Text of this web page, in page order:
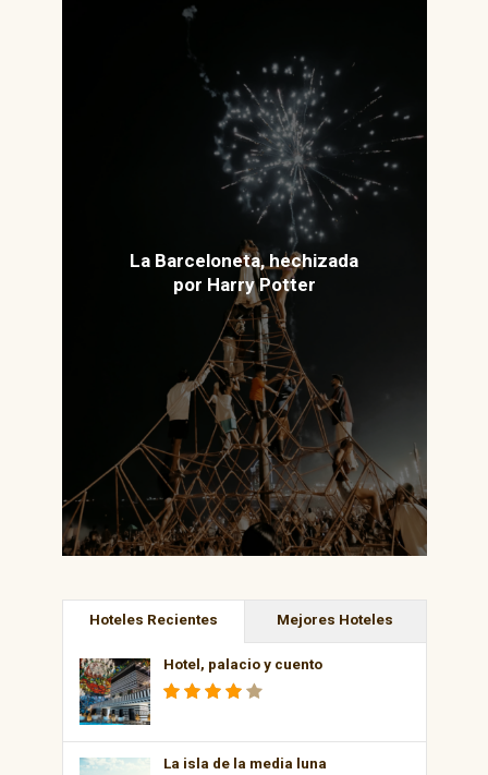
La Barceloneta, hechizada
por Harry Potter
Hoteles Recientes Mejores Hoteles
Hotel, palacio y cuento
La isla de la media luna